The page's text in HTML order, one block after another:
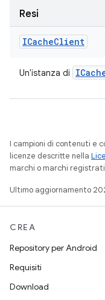
Resi
ICacheClient
Un'istanza di
I campioni di contenuti e
licenze descritte nella
marchi o marchi
Ultimo aggiornamento
CREA
Repository per Android
Requisiti
Download